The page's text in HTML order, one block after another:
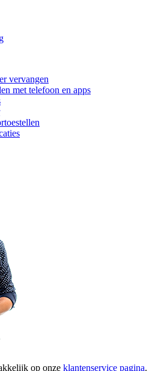
vervangen
met telefoon en apps
op onze klantenservice pagina.